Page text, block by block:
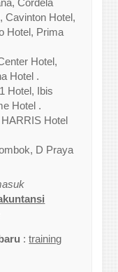
Cavinton Hotel,
Hotel, Prima
Hotel,
Hotel .
Hotel, Ibis
Hotel .
Hotel
D Praya
:training